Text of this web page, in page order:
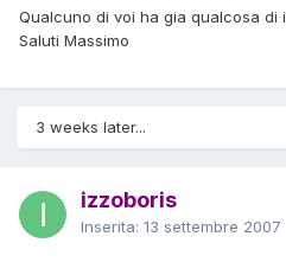
Qualcuno di voi ha gia qualcosa di
Saluti Massimo
3 weeks later...
izzoboris
Inserita: 13 settembre 2007